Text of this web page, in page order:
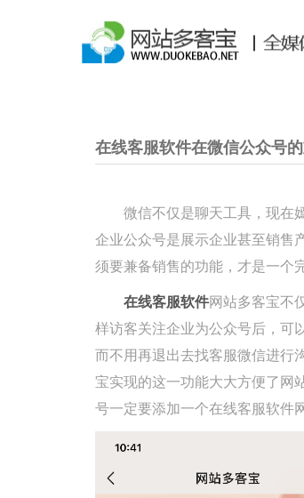
在线客服软件在微信公众号
微信不仅是聊天工具，现在嫣
企业公众号是展示企业甚至销售
须要兼备销售的功能，才是一个
在线客服软件网站多客宝不
样访客关注企业为公众号后，可
而不用再退出去找客服微信进行
宝实现的这一功能大大方便了网
号一定要添加一个在线客服软件